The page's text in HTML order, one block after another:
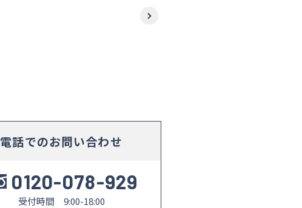
電話でのお問い合わせ
0120-078-929
受付時間 9:00-18:00